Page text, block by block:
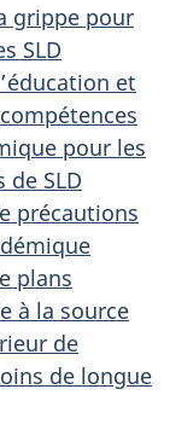
grippe pour
SLD
et
pour les
de SLD
précautions
plans
à la source
de
de longue